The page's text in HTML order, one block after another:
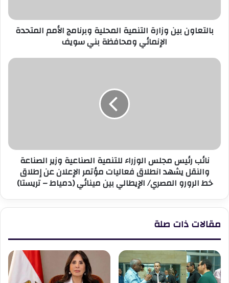
الإنمائي
ومحافظة
بالتعاون بين وزارة التنمية المحلية وبرنامج الأمم المتحدة
الإنمائي ومحافظة بني سويف
نائب
والنقل
يشهد
انطلاق
فعاليات
إطلاق
المصري/
الإيطالي
بين
نائب رئيس مجلس الوزراء للتنمية الصناعية وزير الصناعة
والنقل يشهد انطلاق فعاليات مؤتمر الإعلان عن إطلاق
خط الرورو المصري/ الإيطالي بين مينائي (دمياط – تريستا)
مقالات ذات صلة